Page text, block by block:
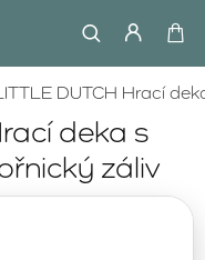
deka s
záliv
DUTCH Hrací